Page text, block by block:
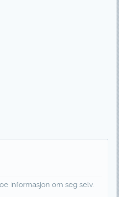
informasjon om seg selv.